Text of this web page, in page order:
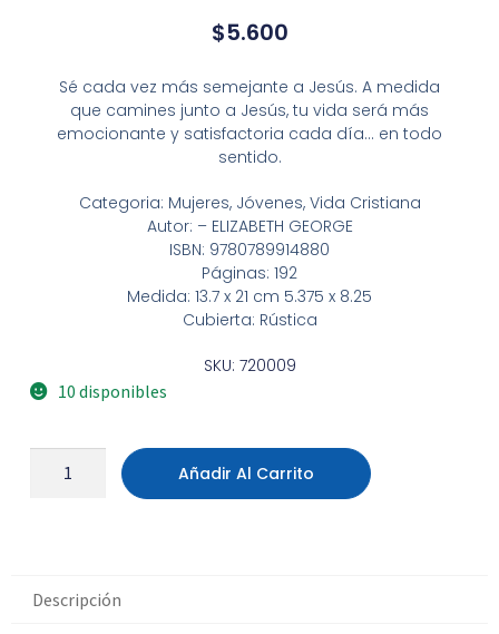
$5.600
Sé cada vez más semejante a Jesús. A medida
que camines junto a Jesús, tu vida será más
emocionante y satisfactoria cada día… en todo
sentido.
Categoria: Mujeres, Jóvenes, Vida Cristiana
Autor: – ELIZABETH GEORGE
ISBN: 9780789914880
Páginas: 192
Medida: 13.7 x 21 cm 5.375 x 8.25
Cubierta: Rústica
SKU: 720009
10 disponibles
Añadir Al Carrito
Descripción